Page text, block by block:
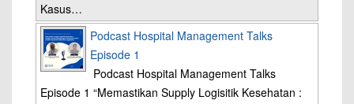
Kasus…
Podcast Hospital Management Talks
Episode 1
Podcast Hospital Management Talks
Episode 1 “Memastikan Supply Logisitik Kesehatan :